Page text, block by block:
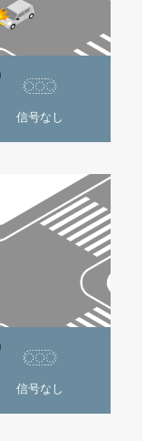
信号なし
信号なし